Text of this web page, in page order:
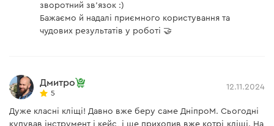
зворотний зв'язок :)
Бажаємо й надалі приємного користування та
чудових результатів у роботі 🤝
Дмитро
5
12.11.2024
Дуже класні кліщі! Давно вже беру саме ДніпроМ. Сьогодні
купував інструмент і кейс, і ще прихопив вже котрі кліщі. На